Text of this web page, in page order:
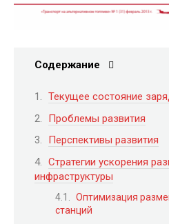
Содержание
Текущее состояние
Проблемы развития
Перспективы развития
Стратегии ускорения
инфраструктуры
Оптимизация
станций